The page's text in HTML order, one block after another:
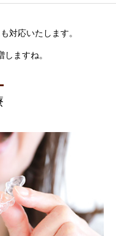
対応いたします。
ますね。